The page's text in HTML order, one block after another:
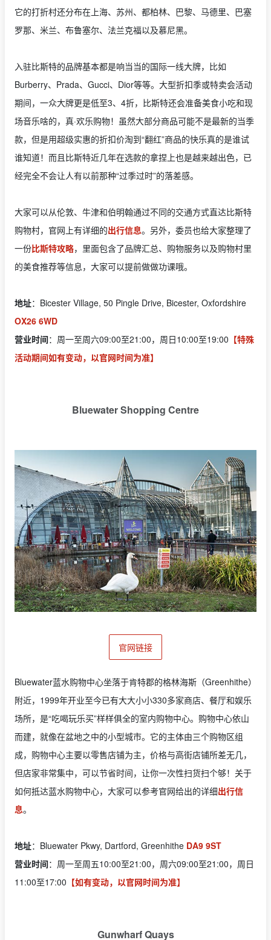
它的打折村还分布在上海、苏州、都柏林、巴黎、马德里、巴塞
罗那、米兰、布鲁塞尔、法兰克福以及慕尼黑。
入驻比斯特的品牌基本都是响当当的国际一线大牌，比如
Burberry、Prada、Gucci、Dior等等。大型折扣季或特卖会活动
期间，一众大牌更是低至3、4折，比斯特还会准备美食小吃和现
场音乐啥的，真·欢乐购物！虽然大部分商品可能不是最新的当季
款，但是用超级实惠的折扣价淘到“翻红”商品的快乐真的是谁试
谁知道！而且比斯特近几年在选款的拿捏上也是越来越出色，已
经完全不会让人有以前那种“过季过时”的落差感。
大家可以从伦敦、牛津和伯明翰通过不同的交通方式直达比斯特
购物村，官网上有详细的出行信息。另外，委员也给大家整理了
一份比斯特攻略，里面包含了品牌汇总、购物服务以及购物村里
的美食推荐等信息，大家可以提前做做功课哦。
地址：Bicester Village, 50 Pingle Drive, Bicester, Oxfordshire
OX26 6WD
营业时间：周一至周六09:00至21:00，周日10:00至19:00 【特殊
活动期间如有变动，以官网时间为准】
Bluewater Shopping Centre
官网链接
Bluewater蓝水购物中心坐落于肯特郡的格林海斯（Greenhithe）
附近，1999年开业至今已有大大小小330多家商店、餐厅和娱乐
场所，是“吃喝玩乐买”样样俱全的室内购物中心。购物中心依山
而建，就像在盆地之中的小型城市。它的主体由三个购物区组
成，购物中心主要以零售店铺为主，价格与高街店铺所差无几，
但店家非常集中，可以节省时间，让你一次性扫货扫个够！关于
如何抵达蓝水购物中心，大家可以参考官网给出的详细出行信
息。
地址：Bluewater Pkwy, Dartford, Greenhithe DA9 9ST
营业时间：周一至周五10:00至21:00，周六09:00至21:00，周日
11:00至17:00 【如有变动，以官网时间为准】
Gunwharf Quays